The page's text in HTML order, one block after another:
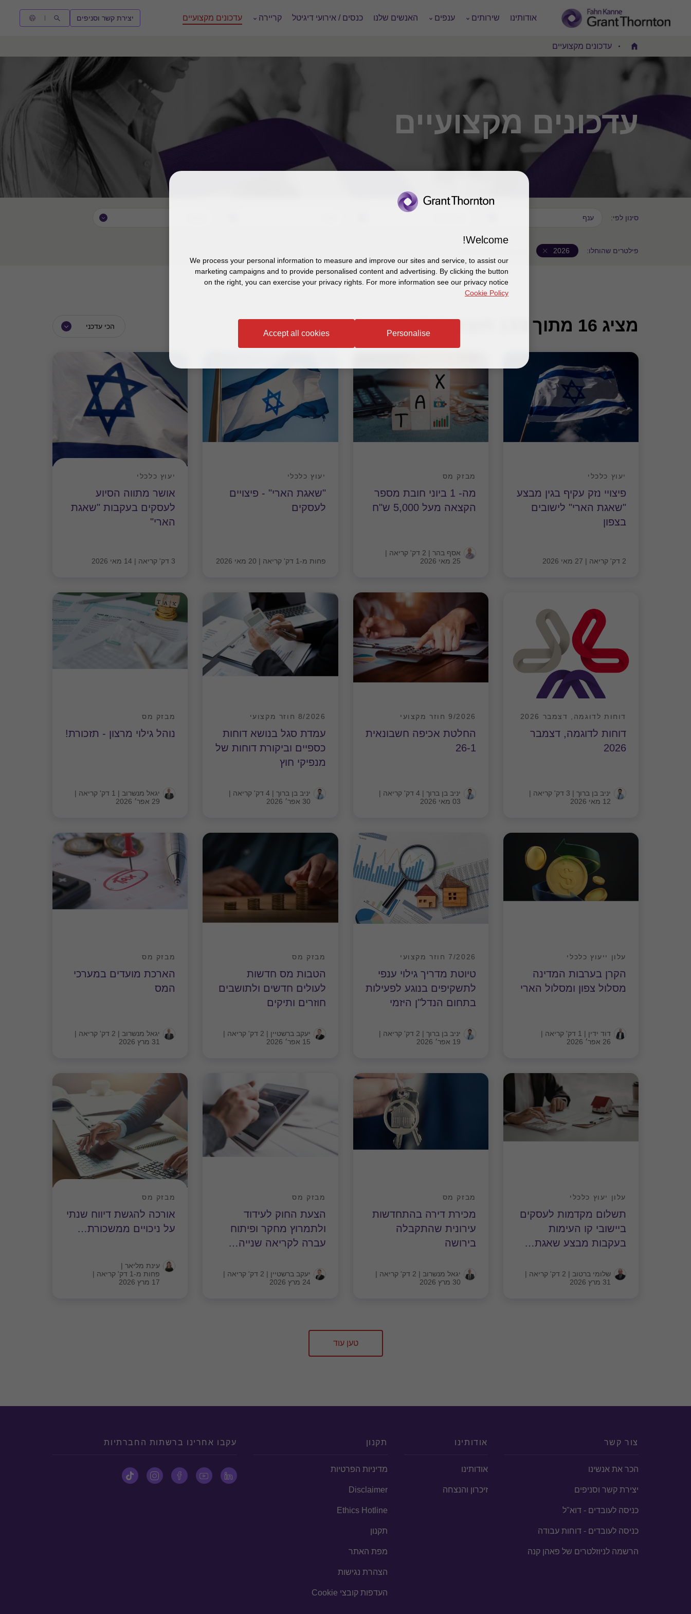
אודותינו שירותים ענפים האנשים שלנו כנסים / אירועי דיגיטל קריירה עדכונים מקצועיים יצירת קשר וסניפים
Home
עדכונים מקצועיים
עדכונים מקצועיים
סינון לפי: ענף
פילטרים שהוחלו: 2026
מציג 16 מתוך 133 תוצאות תוכן הכי עדכני
פיצויי נזק עקיף בגין מבצע
"שאגת הארי" לישובים
בצפון
יעוץ כלכלי
2 דק' קריאה | 27 מאי 2026
מה- 1 ביוני חובת מספר
הקצאה מעל 5,000 ש"ח
מבזק מס
אסף בהר | 2 דק' קריאה
|
25 מאי 2026
"שאגת הארי" - פיצויים
לעסקים
יעוץ כלכלי
פחות מ-1 דק' קריאה | 20 מאי 2026
אושר מתווה הסיוע
לעסקים בעקבות "שאגת
הארי"
יעוץ כלכלי
3 דק' קריאה | 14 מאי 2026
דוחות לדוגמה, דצמבר
2026
דוחות לדוגמה, דצמבר 2026
יניב בן ברוך | 3 דק' קריאה
|
12 מאי 2026
החלטת אכיפה חשבונאית
26-1
9/2026 חוזר מקצועי
יניב בן ברוך | 4 דק' קריאה
|
03 מאי 2026
עמדת סגל בנושא דוחות
כספיים וביקורת דוחות של
מנפיקי חוץ
8/2026 חוזר מקצועי
יניב בן ברוך | 4 דק' קריאה
|
30 אפר׳ 2026
נוהל גילוי מרצון - תזכורת!
מבזק מס
יגאל מנשרוב | 1 דק' קריאה
|
29 אפר׳ 2026
הקרן בערבות המדינה
מסלול צפון ומסלול הארי
עלון ייעוץ כלכלי
דוד ידין | 1 דק' קריאה
|
26 אפר׳ 2026
טיוטת מדריך גילוי ענפי
לתשקיפים בנוגע לפעילות
בתחום הנדל"ן היזמי
7/2026 חוזר מקצועי
יניב בן ברוך | 2 דק' קריאה
|
19 אפר׳ 2026
הטבות מס חדשות
לעולים חדשים ולתושבים
חוזרים ותיקים
מבזק מס
יעקב ברשטיין | 2 דק' קריאה
|
15 אפר׳ 2026
הארכת מועדים במערכי
המס
מבזק מס
יגאל מנשרוב | 2 דק' קריאה
|
31 מרץ 2026
תשלום מקדמות לעסקים
ביישובי קו העימות
בעקבות מבצע שאגת…
עלון יעוץ כלכלי
שלומי ברטוב | 2 דק' קריאה
|
31 מרץ 2026
מכירת דירה בהתחדשות
עירונית שהתקבלה
בירושה
מבזק מס
יגאל מנשרוב | 2 דק' קריאה
|
30 מרץ 2026
הצעת החוק לעידוד
ולתמרוץ מחקר ופיתוח
עברה לקריאה שנייה…
מבזק מס
יעקב ברשטיין | 2 דק' קריאה
|
24 מרץ 2026
אורכה להגשת דיווח שנתי
על ניכויים ממשכורת…
מבזק מס
עינת מליאר |
פחות מ-1 דק' קריאה
|
17 מרץ 2026
טען עוד
צור קשר
הכר את אנשינו
יצירת קשר וסניפים
כניסה לעובדים - דוא"ל
כניסה לעובדים - דוחות עבודה
הרשמה לניוזלטרים של פאהן קנה
אודותינו
אודותינו
זיכרון והנצחה
תקנון
מדיניות הפרטיות
Disclaimer
Ethics Hotline
תקנון
מפת האתר
הצהרת נגישות
העדפות קובצי Cookie
עקבו אחרינו ברשתות החברתיות
Welcome!
We process your personal information to measure and improve our sites and service, to assist our
marketing campaigns and to provide personalised content and advertising. By clicking the button
on the right, you can exercise your privacy rights. For more information see our privacy notice
Cookie Policy
Accept all cookies Personalise